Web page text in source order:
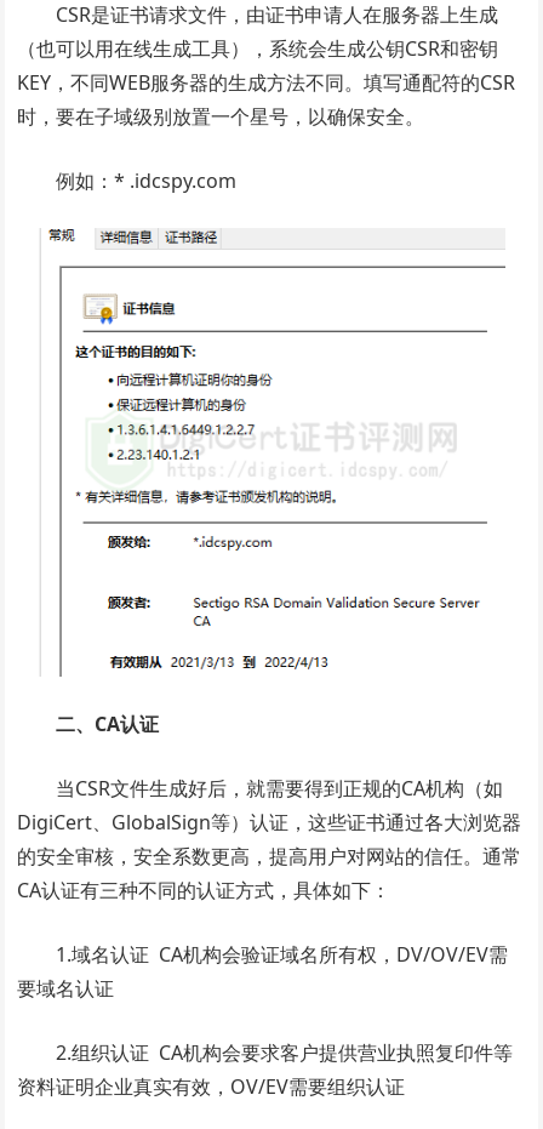
CSR是证书请求文件，由证书申请人在服务器上生成
（也可以用在线生成工具），系统会生成公钥CSR和密钥
KEY，不同WEB服务器的生成方法不同。填写通配符的CSR
时，要在子域级别放置一个星号，以确保安全。
例如：* .idcspy.com
二、CA认证
当CSR文件生成好后，就需要得到正规的CA机构（如
DigiCert、GlobalSign等）认证，这些证书通过各大浏览器
的安全审核，安全系数更高，提高用户对网站的信任。通常
CA认证有三种不同的认证方式，具体如下：
1.域名认证 CA机构会验证域名所有权，DV/OV/EV需
要域名认证
2.组织认证 CA机构会要求客户提供营业执照复印件等
资料证明企业真实有效，OV/EV需要组织认证